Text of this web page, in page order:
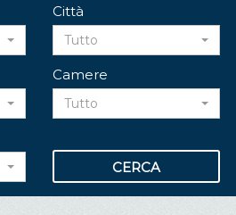
Città
Tutto
Camere
Tutto